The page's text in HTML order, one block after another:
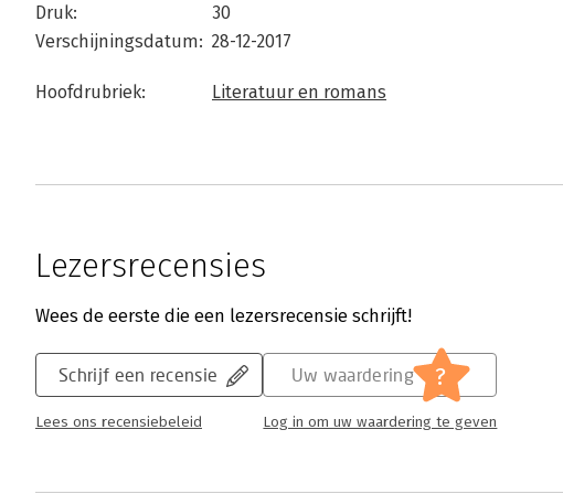
Druk:
30
Verschijningsdatum: 28-12-2017
Hoofdrubriek: Literatuur en romans
Lezersrecensies
Wees de eerste die een lezersrecensie schrijft!
Schrijf een recensie
Lees ons recensiebeleid
Uw waardering ?
Log in om uw waardering te geven